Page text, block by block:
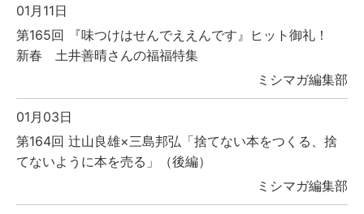
01月11日
第165回 『味つけはせんでええんです』ヒット御礼！
新春 土井善晴さんの福福特集
ミシマガ編集部
01月03日
第164回 辻山良雄×三島邦弘「捨てない本をつくる、捨
てないように本を売る」（後編）
ミシマガ編集部